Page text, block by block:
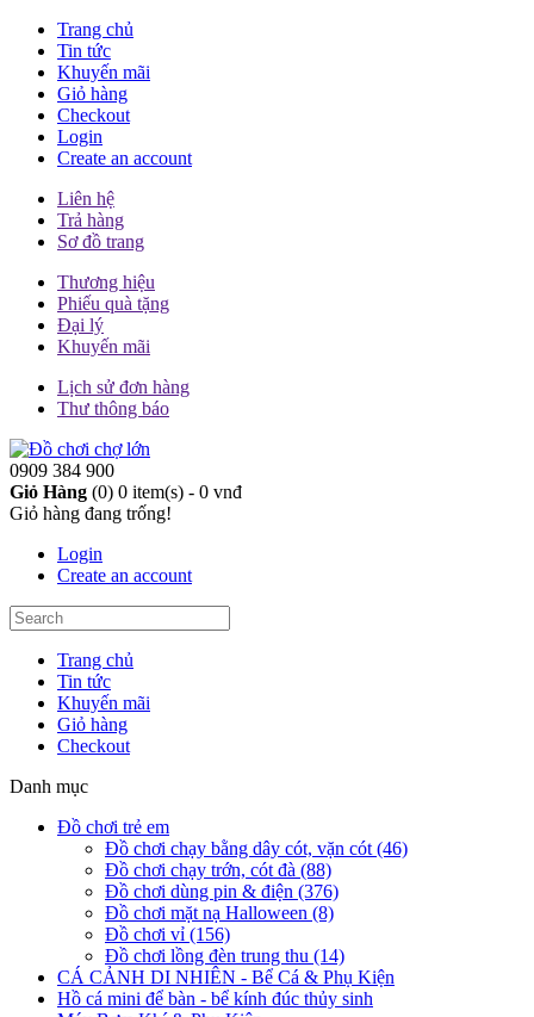
Trang chủ
Tin tức
Khuyến mãi
Giỏ hàng
Checkout
Login
Create an account
Liên hệ
Trả hàng
Sơ đồ trang
Thương hiệu
Phiếu quà tặng
Đại lý
Khuyến mãi
Lịch sử đơn hàng
Thư thông báo
0909 384 900
Giỏ Hàng (0) 0 item(s) - 0 vnđ
Giỏ hàng đang trống!
Login
Create an account
Trang chủ
Tin tức
Khuyến mãi
Giỏ hàng
Checkout
Danh mục
Đồ chơi trẻ em
Đồ chơi chạy bằng dây cót, vặn cót (46)
Đồ chơi chạy trớn, cót đà (88)
Đồ chơi dùng pin & điện (376)
Đồ chơi mặt nạ Halloween (8)
Đồ chơi vỉ (156)
Đồ chơi lồng đèn trung thu (14)
CÁ CẢNH DI NHIÊN - Bể Cá & Phụ Kiện
Hồ cá mini để bàn - bể kính đúc thủy sinh